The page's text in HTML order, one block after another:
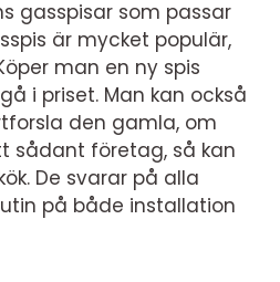
gasspisar som passar
är mycket populär,
man en ny spis
i priset. Man kan också
den gamla, om
sådant företag, så kan
De svarar på alla
på både installation